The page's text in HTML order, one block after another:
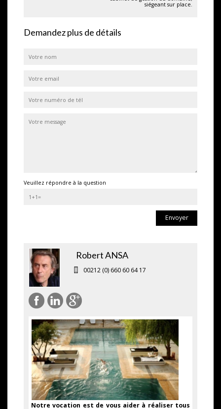
siégeant sur place.
Demandez plus de détails
Veuillez répondre à la question
Envoyer
Robert ANSA
00212 (0) 660 60 64 17
Notre vocation est de vous aider à réaliser tous